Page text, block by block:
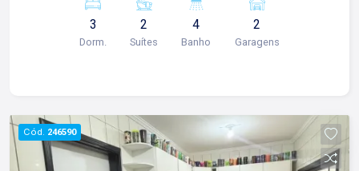
Banheiro social com blindex e gabinete; -Sala
dois ambientes; -Cozinha americana planejada; -
Varanda gourmet; -Lavabo; -Área de serviços; -2
terreno Para mais informações e agendar visita,
entre em contato. Lago é RELACIONAMENTO!
Desde 1987 esta é a nossa missão, nosso
3
Dorm.
2
Suítes
4
Banho
2
Garagens
Cód. 246590